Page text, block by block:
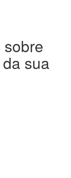
sua